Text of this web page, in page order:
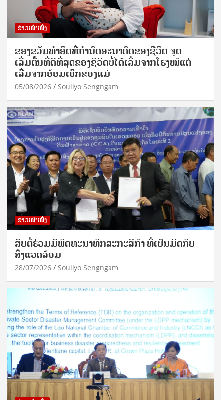
ຂ່າວໜ້າໜຶ່ງ
ຂອງຂວັນທໍາອິດທີ່ກໍານົດອະນາຄົດຂອງຊີວິດ ຈຸດ
ເລີ່ມຕົ້ນທີ່ດີທີ່ສຸດຂອງຊີວິດບໍ່ໄດ້ເລີ່ມຈາກໂຮງໝໍແຕ່
ເລີ່ມຈາກອ້ອມເອິກຂອງແມ່
05/08/2026 Souliyo Sengngam
ຂ່າວໜ້າໜຶ່ງ
ສືບຕໍ່ຮ່ວມມືພັດທະນາທັກສະກະສິກຳ ທີ່ເປັນມິດກັບ
ສິ່ງແວດລ້ອມ
28/07/2026 Souliyo Sengngam